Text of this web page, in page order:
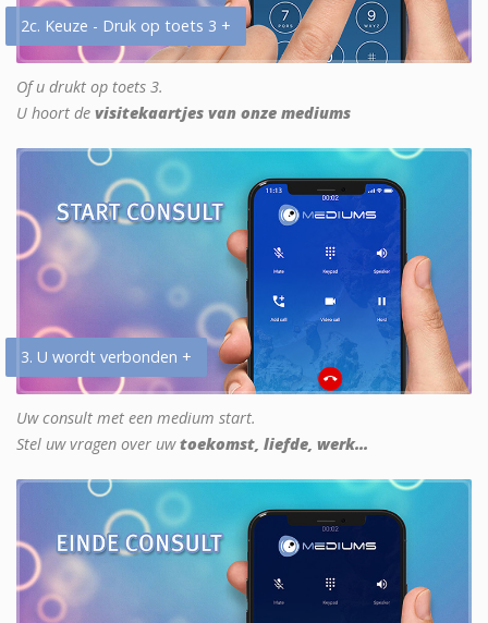
2c. Keuze - Druk op toets 3 +
Of u drukt op toets 3.
U hoort de visitekaartjes van onze mediums
3. U wordt verbonden +
Uw consult met een medium start.
Stel uw vragen over uwtoekomst, liefde, werk...